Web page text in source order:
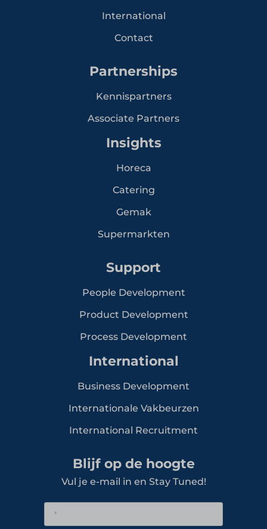
International
Contact
Partnerships
Kennispartners
Associate Partners
Insights
Horeca
Catering
Gemak
Supermarkten
Support
People Development
Product Development
Process Development
International
Business Development
Internationale Vakbeurzen
International Recruitment
Blijf op de hoogte
Vul je e-mail in en Stay Tuned!